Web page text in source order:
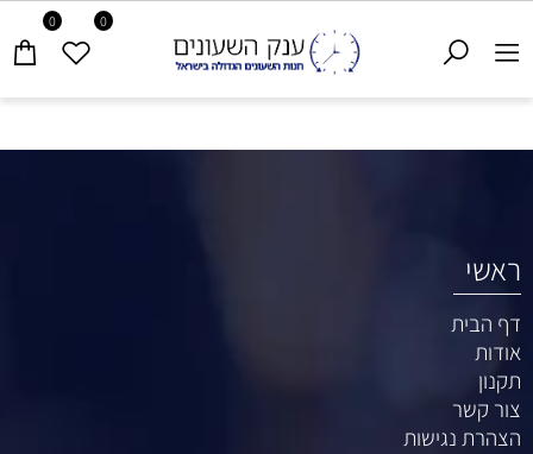
0 0
ראשי
דף הבית
אודות
תקנון
צור קשר
הצהרת נגישות